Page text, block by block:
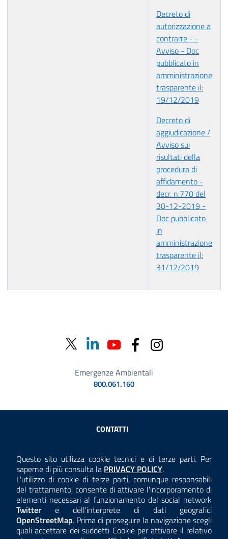
Questo sito utilizza cookie tecnici e di terze parti. Per
saperne di più consulta la Consulta la
PRIVACY POLICY.
L'utilizzo di cookie di terze parti, comunque responsabili
del trattamento, consente di attivare l'incorporamento di
elementi necessari al funzionamento del social network
Twitter e dell'interprete di dati geografici
OpenStreetMap. Prima di proseguire la navigazione scegli
quali accettare dei suddetti Cookie per attivare il relativo
Decreto di
autorizzazione a
contrarre - -
Avviso - Doc
pubblicato in
amministrazione
trasparente il:
19/12/2019
Decreto di
aggiudicazione /
Avviso sui
risultati della
procedura di
affidamento -
decr. n.770 del
30-12-2019 -
Doc pubblicato
in
amministrazione
trasparente il:
31/12/2019
Emergenze Ambientali
800.061.160
Sezione Link Utili
CONTATTI
ANTICORRUZIONE
ACCESSIBILITÀ
COOKIE E PRIVACY
TEMI A-Z